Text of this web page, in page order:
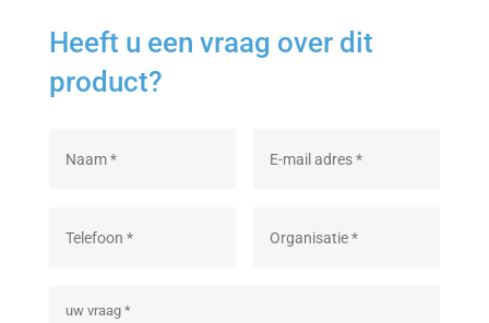
Heeft u een vraag over dit
product?